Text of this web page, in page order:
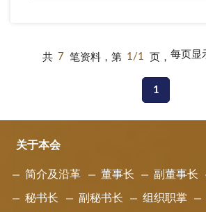
共 7 笔资料，第 1/1 页， 每页显
1
关于本会
简介及沿革 董事长 副董事长
秘书长 副秘书长 组织职掌